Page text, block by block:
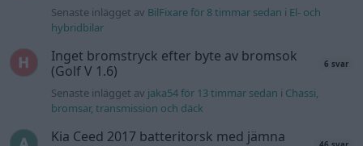
Senaste inlägget av BilFixare för 8 timmar sedan i El- och
hybridbilar
Inget bromstryck efter byte av bromsok
(Golf V 1.6)
6 svar
Senaste inlägget av jaka54 för 13 timmar sedan i Chassi,
bromsar, transmission och däck
Kia Ceed 2017 batteritorsk med jämna